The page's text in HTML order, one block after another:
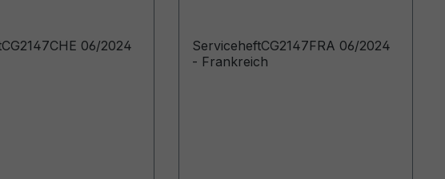
06/2024
ServiceheftCG2147FRA 06/2024
- Frankreich